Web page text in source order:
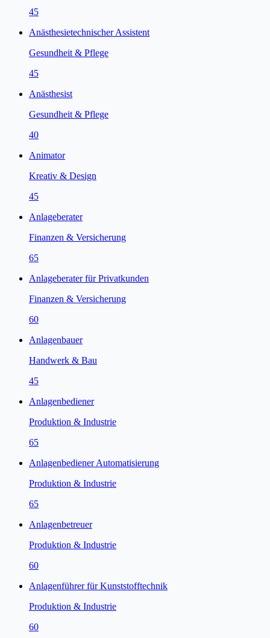
45
Anästhesietechnischer Assistent
Gesundheit & Pflege
45
Anästhesist
Gesundheit & Pflege
40
Animator
Kreativ & Design
45
Anlageberater
Finanzen & Versicherung
65
Anlageberater für Privatkunden
Finanzen & Versicherung
60
Anlagenbauer
Handwerk & Bau
45
Anlagenbediener
Produktion & Industrie
65
Anlagenbediener Automatisierung
Produktion & Industrie
65
Anlagenbetreuer
Produktion & Industrie
60
Anlagenführer für Kunststofftechnik
Produktion & Industrie
60